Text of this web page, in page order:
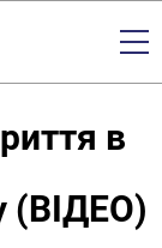
в
(ВІДЕО)